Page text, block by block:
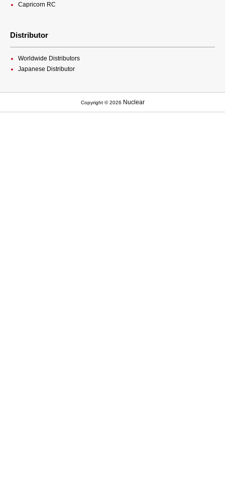
Capricorn RC
Distributor
Worldwide Distributors
Japanese Distributor
Copyright © 2026 Nuclear